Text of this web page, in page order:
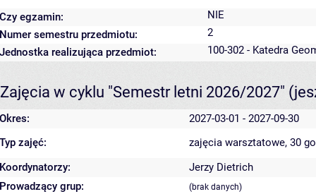
Czy egzamin:
NIE
Numer semestru przedmiotu:
2
Jednostka realizująca przedmiot:
100-302 - Katedra
Zajęcia w cyklu "Semestr letni 2026/2027"
Okres:
2027-03-01 - 2027-09-30
Typ zajęć:
zajęcia warsztatowe, 30
Koordynatorzy:
Jerzy Dietrich
Prowadzący grup:
(brak danych)